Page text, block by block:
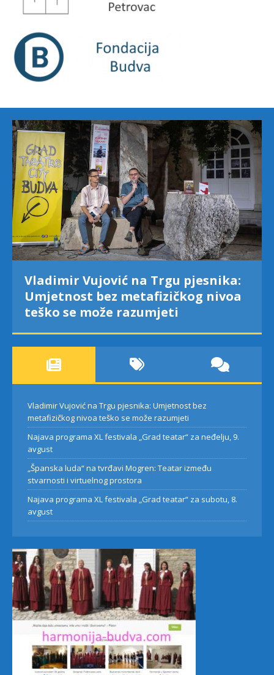
Vladimir Vujović na Trgu pjesnika:
Umjetnost bez metafizičkog nivoa
teško se može razumjeti
Vladimir Vujović na Trgu pjesnika: Umjetnost bez
metafizičkog nivoa teško se može razumjeti
Najava programa XL festivala „Grad teatar“ za neđelju, 9.
avgust
„Španska luda“ na tvrđavi Mogren: Teatar između
stvarnosti i virtuelnog prostora
Najava programa XL festivala „Grad teatar“ za subotu, 8.
avgust